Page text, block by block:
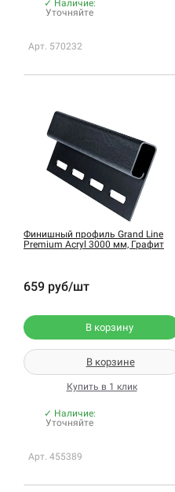
✓ Наличие:
Уточняйте
Арт. 570232
Финишный профиль Grand Line
Premium Acryl 3000 мм, Графит
659 руб/шт
В корзину
В корзине
Купить в 1 клик
✓ Наличие:
Уточняйте
Арт. 455389